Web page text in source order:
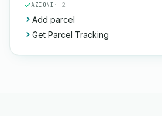
AZIONI · 2
Add parcel
Get Parcel Tracking